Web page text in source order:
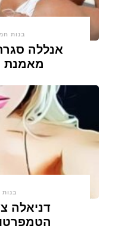
בנות
אנללה
מאמנת
דניאלה